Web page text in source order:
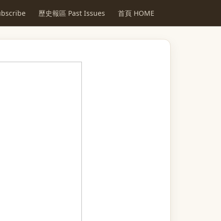
歷史報區 Past Issues 首頁 HOME